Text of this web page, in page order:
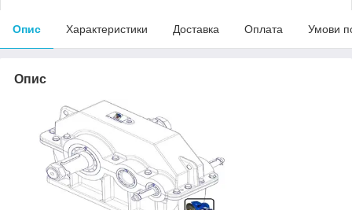
Опис Характеристики Доставка Оплата Умови
Опис